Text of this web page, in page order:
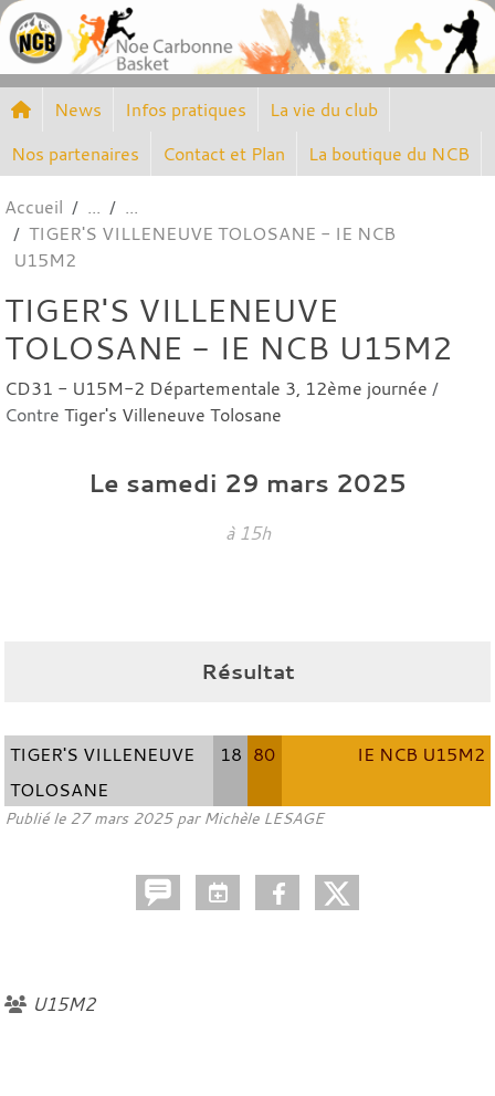
News Infos pratiques
La vie du club
Nos partenaires
Contact et Plan La boutique du NCB
Accueil
TIGER'S VILLENEUVE TOLOSANE - IE NCB
U15M2
TIGER'S VILLENEUVE
TOLOSANE - IE NCB U15M2
CD31 - U15M-2 Départementale 3, 12ème journée /
Contre Tiger's Villeneuve Tolosane
Le samedi 29 mars 2025
à 15h
Résultat
TIGER'S VILLENEUVE
TOLOSANE
18 80 IE NCB U15M2
Publié le 27 mars 2025par Michèle LESAGE
U15M2
Panneau de gestion des cookies